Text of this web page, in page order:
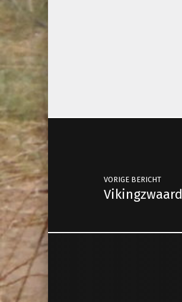
Berichtnavigatie
VORIGE BERICHT
Vikingzwaard